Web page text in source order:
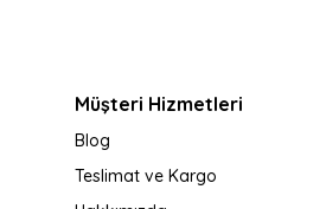
Müşteri Hizmetleri
Blog
Teslimat ve Kargo